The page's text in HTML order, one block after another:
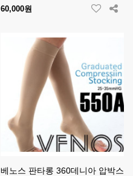
60,000원
베노스 판타롱 360데니아 압박스